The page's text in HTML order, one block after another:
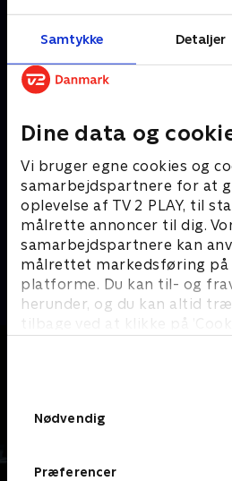
Samtykke Detaljer
Dine data og
Vi bruger egne cookies og
samarbejdspartnere for at
oplevelse af TV 2 PLAY, til
målrette annoncer til dig.
samarbejdspartnere kan
målrettet markedsføring på
platforme. Du kan til- og
herunder, og du kan altid
tilbage ved at klikke på
Nødvendig
Præferencer
for
Andre så også
Fotovognen
Livsstil • 2 sæsoner